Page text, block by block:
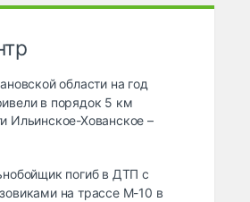
области на год
в порядок 5 км
Ильинское-Хованское –
погиб в ДТП с
на трассе М-10 в